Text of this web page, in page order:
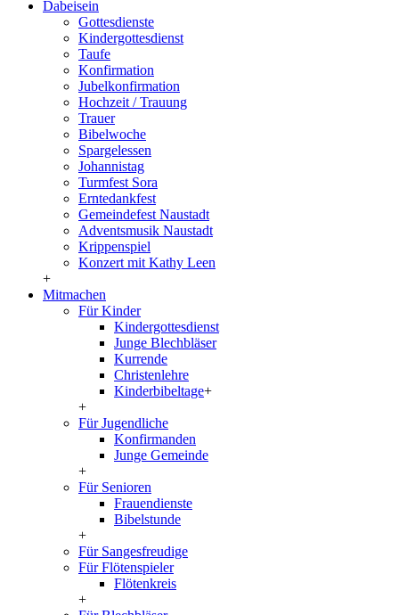
Dabeisein
Gottesdienste
Kindergottesdienst
Taufe
Konfirmation
Jubelkonfirmation
Hochzeit / Trauung
Trauer
Bibelwoche
Spargelessen
Johannistag
Turmfest Sora
Erntedankfest
Gemeindefest Naustadt
Adventsmusik Naustadt
Krippenspiel
Konzert mit Kathy Leen
+
Mitmachen
Für Kinder
Kindergottesdienst
Junge Blechbläser
Kurrende
Christenlehre
Kinderbibeltage+
+
Für Jugendliche
Konfirmanden
Junge Gemeinde
+
Für Senioren
Frauendienste
Bibelstunde
+
Für Sangesfreudige
Für Flötenspieler
Flötenkreis
+